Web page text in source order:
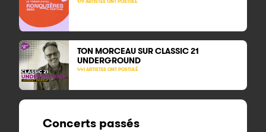
179 ARTISTES ONT POSTULÉ
TON MORCEAU SUR CLASSIC 21
UNDERGROUND
441 ARTISTES ONT POSTULÉ
Concerts passés